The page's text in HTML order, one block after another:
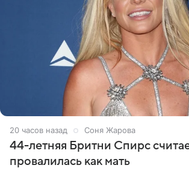
20 часов назад Соня Жарова
44-летняя Бритни Спирс
провалилась как мать